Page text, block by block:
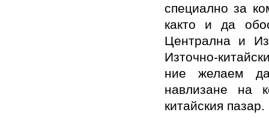
специално за
както и да
Централна и
Източно-
ние желаем да
навлизане на
китайския пазар.